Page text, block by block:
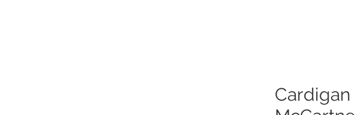
Cardigan